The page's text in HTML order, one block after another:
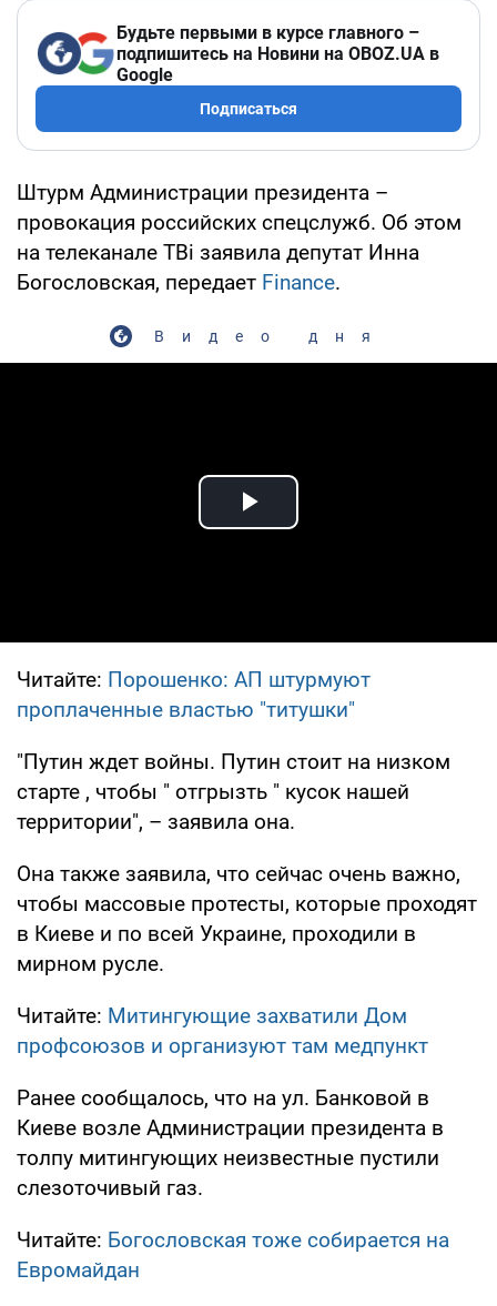
Будьте первыми в курсе главного –
подпишитесь на Новини на OBOZ.UA в
Google
Подписаться
Штурм Администрации президента –
провокация российских спецслужб. Об этом
на телеканале ТВi заявила депутат Инна
Богословская, передает Finance.
Видео дня
Play Video
Читайте: Порошенко: АП штурмуют
проплаченные властью "титушки"
"Путин ждет войны. Путин стоит на низком
старте , чтобы " отгрызть " кусок нашей
территории", – заявила она.
Она также заявила, что сейчас очень важно,
чтобы массовые протесты, которые проходят
в Киеве и по всей Украине, проходили в
мирном русле.
Читайте: Митингующие захватили Дом
профсоюзов и организуют там медпункт
Ранее сообщалось, что на ул. Банковой в
Киеве возле Администрации президента в
толпу митингующих неизвестные пустили
слезоточивый газ.
Читайте: Богословская тоже собирается на
Евромайдан